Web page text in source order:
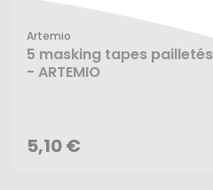
Artemio
5 masking tapes pailletés
- ARTEMIO
5,10 €
5,10 €